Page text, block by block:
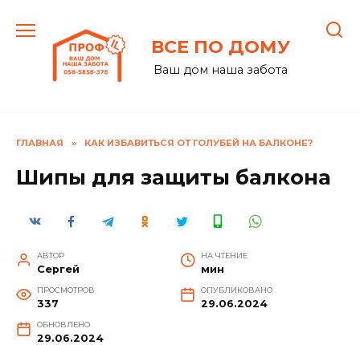
содержанию
ВСЕ ПО ДОМУ
Ваш дом наша забота
ГЛАВНАЯ » КАК ИЗБАВИТЬСЯ ОТ ГОЛУБЕЙ НА БАЛКОНЕ?
Шипы для защиты балкона
АВТОР
Сергей
НА ЧТЕНИЕ
мин
ПРОСМОТРОВ
337
ОПУБЛИКОВАНО
29.06.2024
ОБНОВЛЕНО
29.06.2024